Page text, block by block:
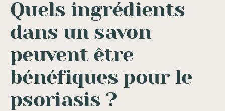
Quels ingrédients
dans un savon
peuvent être
bénéfiques pour le
psoriasis ?